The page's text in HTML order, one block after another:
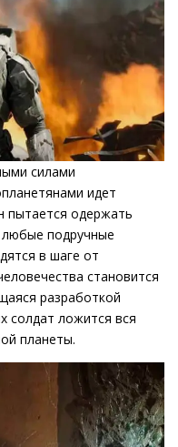
силами
идет
пытается одержать
любые подручные
в шаге от
становится
разработкой
солдат ложится вся
планеты.